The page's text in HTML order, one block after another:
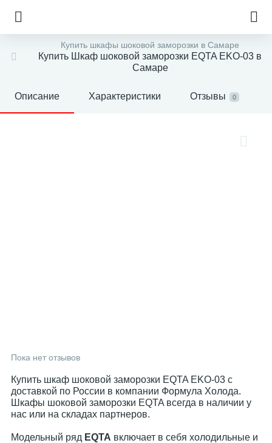
Купить шкафы шоковой заморозки в Самаре
Купить Шкаф шоковой заморозки EQTA EKO-03 в
Самаре
Описание Характеристики Отзывы 0
Пока нет отзывов
Купить шкаф шоковой заморозки EQTA EKO-03 с
доставкой по России в компании Формула Холода.
Шкафы шоковой заморозки EQTA всегда в наличии у
нас или на складах партнеров.
Модельный ряд EQTA включает в себя холодильные и